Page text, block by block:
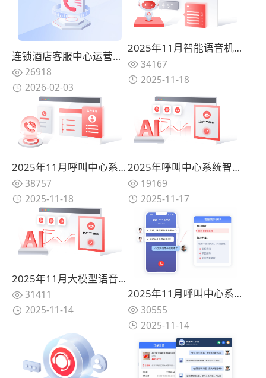
连锁酒店客服中心运营升级:基于400号码实现预订与投诉统一管理方案
26918
2026-02-03
2025年11月智能语音机器人性能大比拼：识别率、延迟与流畅度全维对比
34167
2025-11-18
2025年11月呼叫中心系统品牌价值盘点：合力亿捷领衔行业智能化升级
38757
2025-11-18
2025年呼叫中心系统智能选型必看：AI驱动客服体验全新升级哪家更智能？
19169
2025-11-17
2025年11月大模型语音机器人性能实测对比：主流品牌从语音识别到任务执行的性能差距一览
31411
2025-11-14
2025年11月呼叫中心系统品牌价值盘点：合力亿捷领衔行业智能化升级
30555
2025-11-14